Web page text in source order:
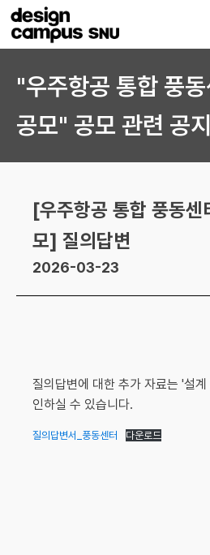
"우주항공 통합 풍
공모" 공모 관련 공
[우주항공 통합 풍동센
모] 질의답변
2026-03-23
질의답변에 대한 추가 자료는 '설
인하실 수 있습니다.
질의답변서_풍동센터 다운로드